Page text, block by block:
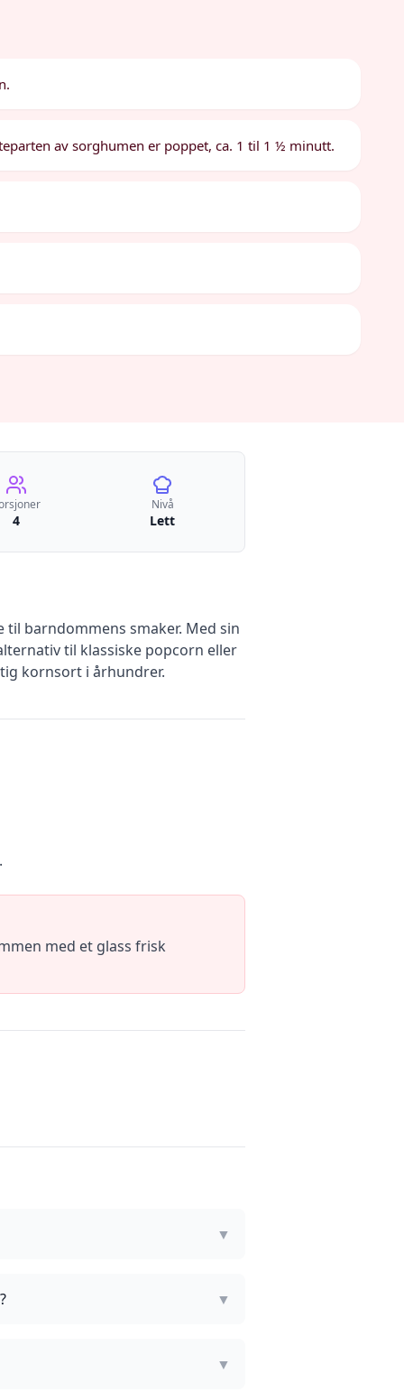
av sorghumen er poppet, ca. 1 til 1 ½ minutt.
4
Nivå
Lett
barndommens smaker. Med sin
til klassiske popcorn eller
kornsort i århundrer.
med et glass frisk
▼
▼
▼